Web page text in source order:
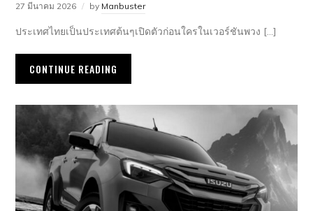
27 มีนาคม 2026 by Manbuster
ประเทศไทยเป็นประเทศต้นๆเปิดตัวก่อนใครในเวอร์ชันพวง […]
CONTINUE READING